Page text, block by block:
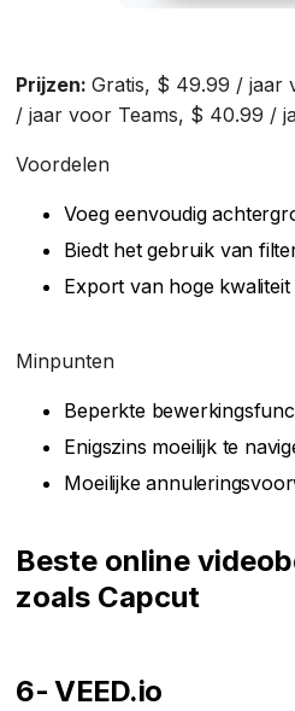
Prijzen:Gratis, $ 49.99 / jaar
/ jaar voor Teams, $ 40.99 /
Voordelen
Voeg eenvoudig
Biedt het gebruik van
Export van hoge kwaliteit
Minpunten
Beperkte
Enigszins moeilijk te
Moeilijke
Beste online
zoals Capcut
6- VEED.io